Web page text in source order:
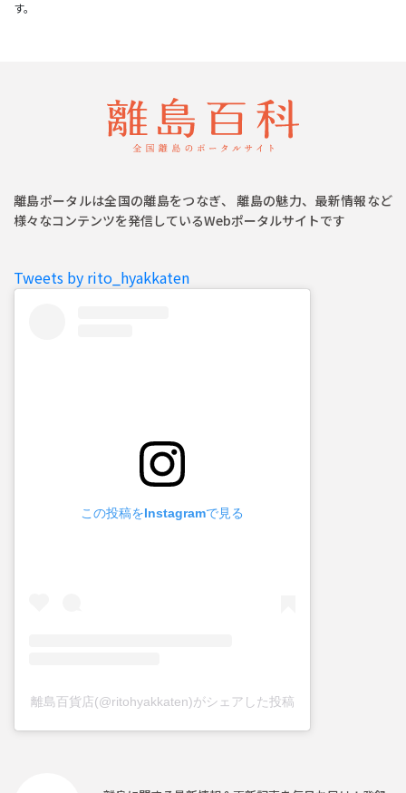
離島ポータルは全国の離島をつなぎ、 離島の魅力、最新情報など
様々なコンテンツを発信しているWebポータルサイトです
Tweets by rito_hyakkaten
この投稿をInstagramで見る
離島百貨店(@ritohyakkaten)がシェアした投稿